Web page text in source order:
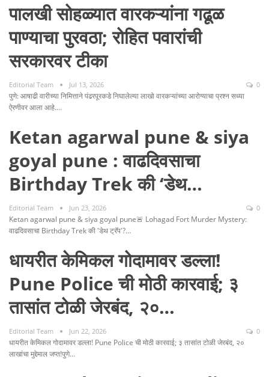
पालखी सोहळ्यात वारकऱ्यांना गढूळ
पाण्याचा पुरवठा; रोहित पवारांची
सरकारवर टीका
Editorial Team Jul 13, 2026 0
पुणे: आषाढी वारीच्या निमित्ताने पंढरपूरकडे निघालेल्या लाखो वारकऱ्यांच्या आरोग्याचा प्रश्न सध्या
ऐरणीवर आला आहे.…
Ketan agarwal pune & siya
goyal pune : वाढदिवसाचा
Birthday Trek की ‘डेथ…
Editorial Team Jun 23, 2026 0
Ketan agarwal pune & siya goyal pune🚨 Lohagad Fort Murder Mystery:
वाढदिवसाचा Birthday Trek की 'डेथ ट्रॅप'?…
धायरीत केमिकल गोदामावर डल्ला!
Pune Police ची मोठी कारवाई; ३
तासांत टोळी जेरबंद, २०…
Editorial Team Jun 22, 2026 0
धायरीत केमिकल गोदामावर डल्ला! Pune Police ची मोठी कारवाई; ३ तासांत टोळी जेरबंद, २०
लाखांचा मुद्देमाल जप्त!पुणे…